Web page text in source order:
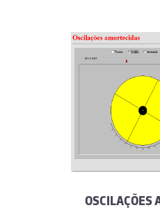
OSCILAÇÕES